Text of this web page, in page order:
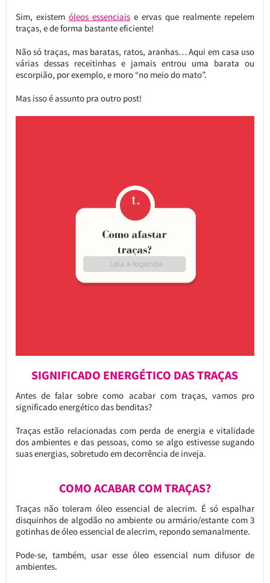
Sim, existem óleos essenciaise ervas que realmente repelem
traças, e de forma bastante eficiente!
Não só traças, mas baratas, ratos, aranhas… Aqui em casa uso
várias dessas receitinhas e jamais entrou uma barata ou
escorpião, por exemplo, e moro “no meio do mato”.
Mas isso é assunto pra outro post!
SIGNIFICADO ENERGÉTICO DAS TRAÇAS
Antes de falar sobre como acabar com traças, vamos pro
significado energético das benditas?
Traças estão relacionadas com perda de energia e vitalidade
dos ambientes e das pessoas, como se algo estivesse sugando
suas energias, sobretudo em decorrência de inveja.
COMO ACABAR COM TRAÇAS?
Traças não toleram óleo essencial de alecrim. É só espalhar
disquinhos de algodão no ambiente ou armário/estante com 3
gotinhas de óleo essencial de alecrim, repondo semanalmente.
Pode-se, também, usar esse óleo essencial num difusor de
ambientes.